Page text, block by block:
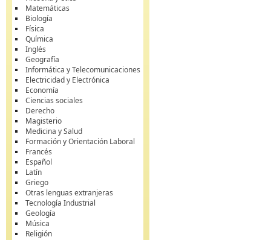
Matemáticas
Biología
Física
Química
Inglés
Geografía
Informática y Telecomunicaciones
Electricidad y Electrónica
Economía
Ciencias sociales
Derecho
Magisterio
Medicina y Salud
Formación y Orientación Laboral
Francés
Español
Latín
Griego
Otras lenguas extranjeras
Tecnología Industrial
Geología
Música
Religión